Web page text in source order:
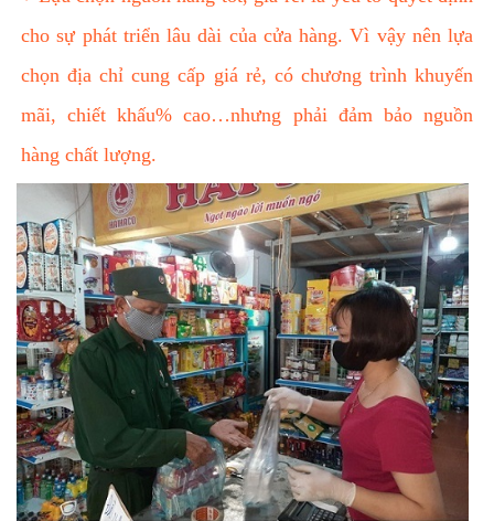
cho sự phát triển lâu dài của cửa hàng. Vì vậy nên lựa
chọn địa chỉ cung cấp giá rẻ, có chương trình khuyến
mãi, chiết khấu% cao…nhưng phải đảm bảo nguồn
hàng chất lượng.